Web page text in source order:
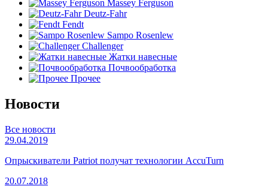
Massey Ferguson
Deutz-Fahr
Fendt
Sampo Rosenlew
Challenger
Жатки навесные
Почвообработка
Прочее
Новости
Все новости
29.04.2019
Опрыскиватели Patriot получат технологии AccuTurn
20.07.2018